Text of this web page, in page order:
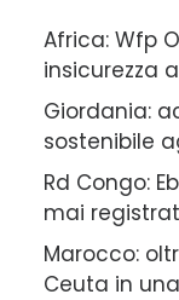
Africa: Wfp
insicurezza
Giordania:
sostenibile
Rd Congo:
mai
Marocco:
Ceuta in